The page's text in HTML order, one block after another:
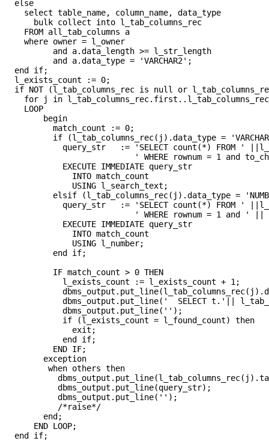
  else
    select table_name, column_name, data_type
      bulk collect into l_tab_columns_rec
    FROM all_tab_columns a
    where owner = l_owner
          and a.data_length >= l_str_length
          and a.data_type = 'VARCHAR2';
  end if;
  l_exists_count := 0;
if NOT (l_tab_columns_rec is null or
for j in
    LOOP
        begin
          match_count := 0;
if (l_tab_columns_rec(j).data_type =
query_str   := 'SELECT count(*) FROM '
' WHERE rownum = 1 and
            EXECUTE IMMEDIATE query_str
              INTO match_count
              USING l_search_text;
elsif (l_tab_columns_rec(j).data_type =
query_str   := 'SELECT count(*) FROM '
' WHERE rownum = 1 and '
            EXECUTE IMMEDIATE query_str
              INTO match_count
              USING l_number;
          end if;
          IF match_count > 0 THEN
            l_exists_count := l_exists_count + 1;
dbms_output.put_line('  SELECT t.'||
            dbms_output.put_line('');
            if (l_exists_count = l_found_count) then
              exit;
            end if;
          END IF;
        exception
         when others then
           dbms_output.put_line(query_str);
           dbms_output.put_line('');
           /*raise*/
        end;
      END LOOP;
  end if;